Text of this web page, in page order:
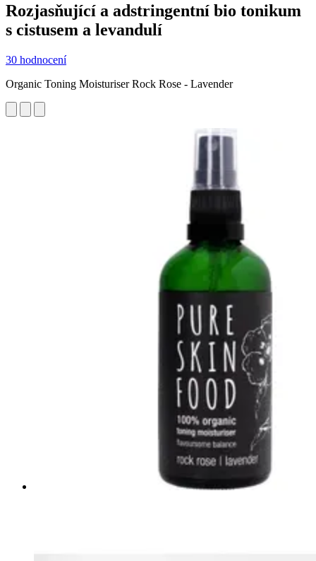
Rozjasňující a adstringentní bio tonikum
s cistusem a levandulí
30 hodnocení
Organic Toning Moisturiser Rock Rose - Lavender